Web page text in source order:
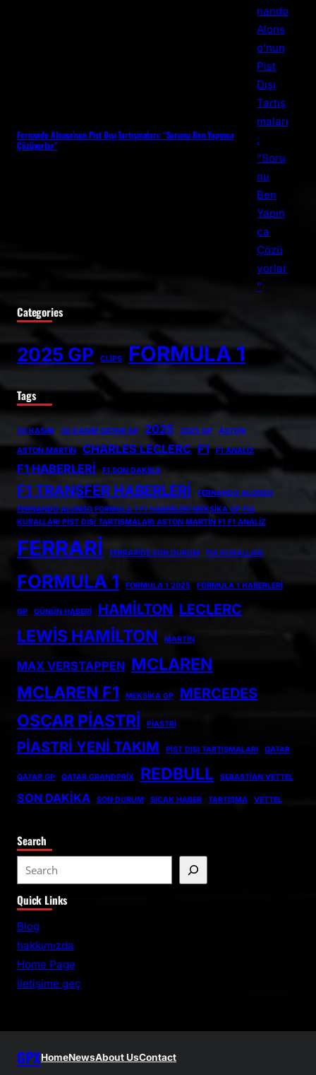
Fernando Alonso’nun Pist Dışı Tartışmaları: “Sorunu Ben Yapınca
Çözüyorlar”
Categories
2025 GP CLİPS FORMULA 1
Tags
30 KASIM 30 KASIM QATAR GP 2025 2025 GP ASTON
ASTON MARTIN CHARLES LECLERC F1 F1 ANALIZ
F1 HABERLERI F1 SON DAKIKA
F1 TRANSFER HABERLERI
FERNANDO ALONSO
FERNANDO ALONSO FORMULA 1 F1 HABERLERI MEKSIKA GP FIA
KURALLARI PIST DIŞI TARTIŞMALARI ASTON MARTIN F1 F1 ANALIZ
FERRARI FERRARIDE SON DURUM FIA KURALLARI
FORMULA 1 FORMULA 1 2025 FORMULA 1 HABERLERI
GP GÜNÜN HABERI HAMILTON LECLERC
LEWIS HAMILTON MARTIN
MAX VERSTAPPEN MCLAREN
MCLAREN F1
MEKSIKA GP MERCEDES
OSCAR PIASTRI PIASTRI
PIASTRI YENI TAKIM PIST DIŞI TARTIŞMALARI QATAR
QATAR GP QATAR GRANDPRIX REDBULL SEBASTIAN VETTEL
SON DAKIKA SON DURUM SICAK HABER TARTIŞMA VETTEL
Search
e
a
r
Quick Links
Blog
hakkımızda
Home Page
İletişime geç
GPXHomeNewsAbout UsContact